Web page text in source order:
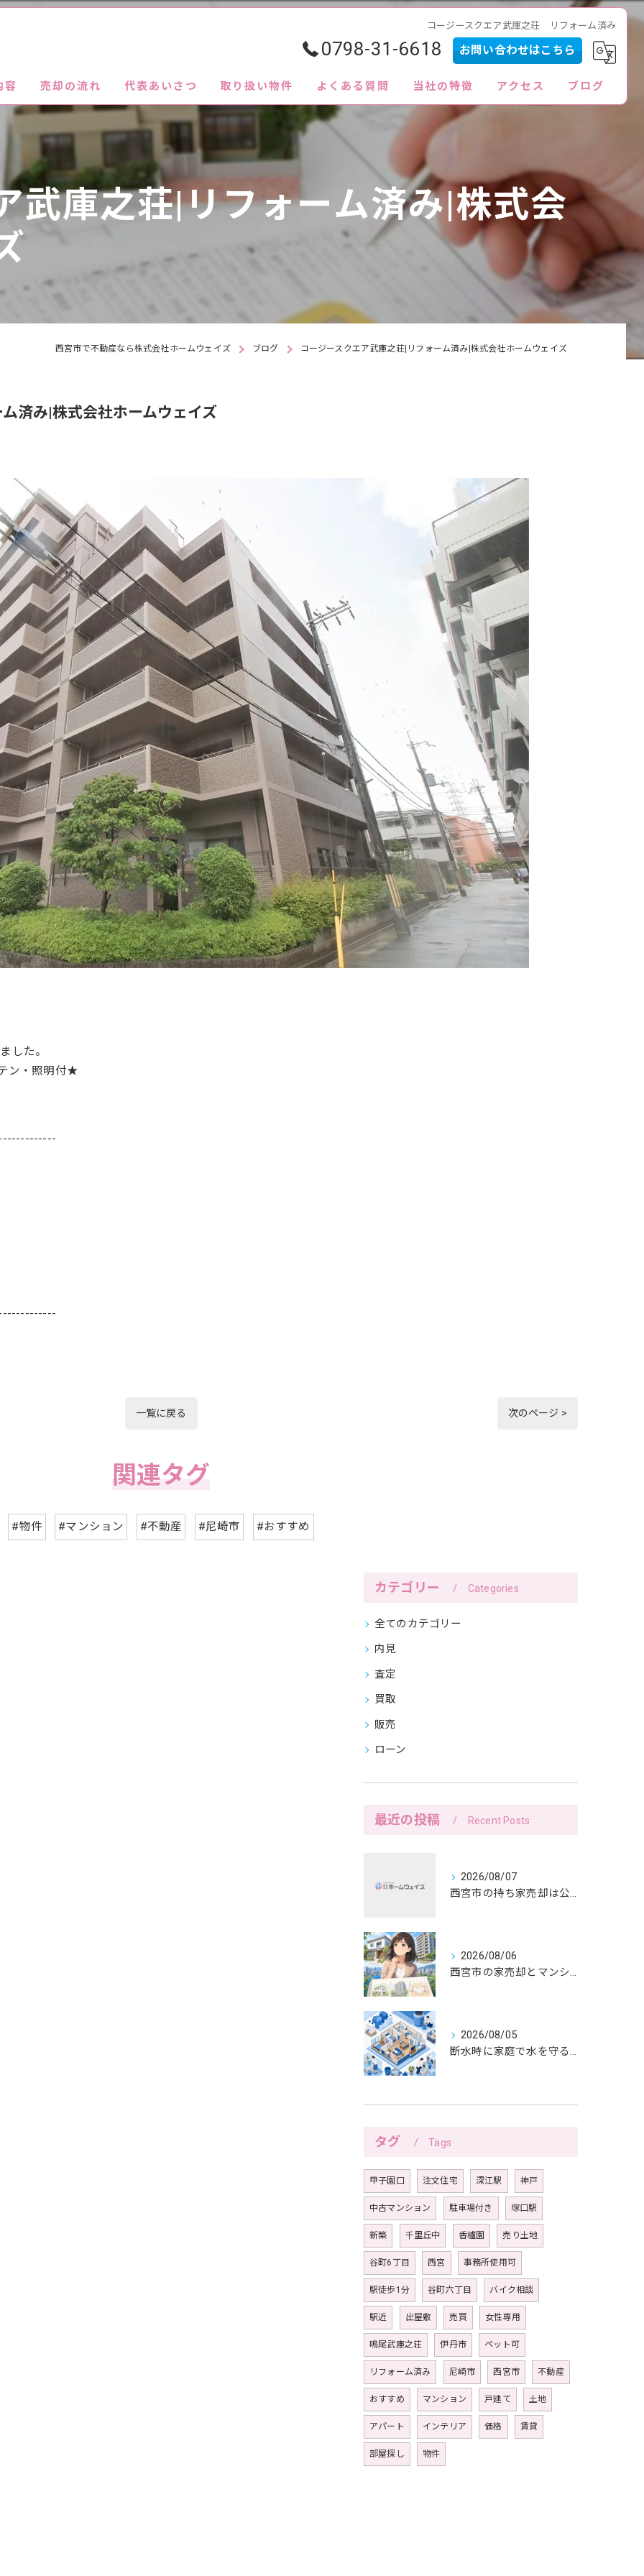
コージースクエア武庫之荘 リフォーム済み
0798-31-6618 お問い合わせはこちら
容 売却の流れ 代表あいさつ 取り扱い物件 よくある質問 当社の特徴
内見
査定
買取
アクセス ブログ
武庫之荘|リフォーム済み|株式会
西宮市で不動産なら株式会社ホームウェイズ ブログ コージースクエア武庫之荘|リフォーム済み|株式会社ホームウェイズ
済み|株式会社ホームウェイズ
した。
ン・照明付★
一覧に戻る 次のページ >
関連タグ
#物件 #マンション #不動産 #尼崎市 #おすすめ
カテゴリー Categories
全てのカテゴリー
内見
査定
買取
販売
ローン
最近の投稿 Recent Posts
2026/08/07
西宮市の持ち家売却は公開前メモで暮らしを守る
2026/08/06
西宮市の家売却とマンション売却は紙へ書く三つの線引きから
2026/08/05
断水時に家庭で水を守る備えと生活の工夫
タグ Tags
甲子園口 注文住宅 深江駅 神戸
中古マンション 駐車場付き 塚口駅
新築 千里丘中 香櫨園 売り土地
谷町6丁目 西宮 事務所使用可
駅徒歩1分 谷町六丁目 バイク相談
駅近 出屋敷 売買 女性専用
鳴尾武庫之荘 伊丹市 ペット可
リフォーム済み 尼崎市 西宮市 不動産
おすすめ マンション 戸建て 土地
アパート インテリア 価格 賃貸
部屋探し 物件